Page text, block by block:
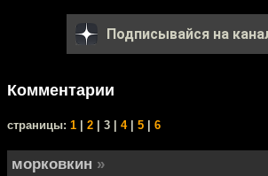
Подписывайся на
Комментарии
cтраницы: 1 2 | 3 | 4| 5 6
морковкин »